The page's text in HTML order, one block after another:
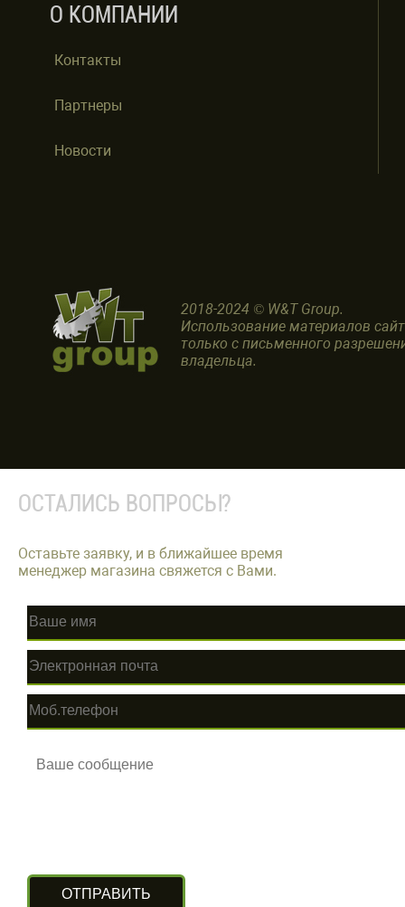
О КОМПАНИИ
Контакты
Партнеры
Новости
2018-2024 © W&T Group.
Использование материалов
только с письменного
владельца.
ОСТАЛИСЬ ВОПРОСЫ?
Оставьте заявку, и в ближайшее время
менеджер магазина свяжется с Вами.